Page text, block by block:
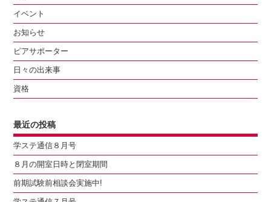
ー
ジ
送
り
イベント
お知らせ
ピアサポーター
日々の出来事
資格
最近の投稿
学ステ通信８月号
８月の開室日時と閉室期間
前期試験前相談会実施中!